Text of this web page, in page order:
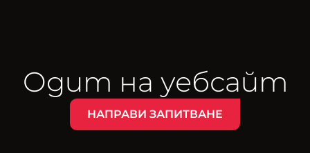
Oдит на уебсайт
НАПРАВИ ЗАПИТВАНЕ